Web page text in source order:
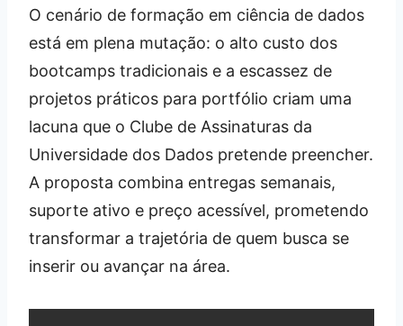
O cenário de formação em ciência de dados
está em plena mutação: o alto custo dos
bootcamps tradicionais e a escassez de
projetos práticos para portfólio criam uma
lacuna que o Clube de Assinaturas da
Universidade dos Dados pretende preencher.
A proposta combina entregas semanais,
suporte ativo e preço acessível, prometendo
transformar a trajetória de quem busca se
inserir ou avançar na área.